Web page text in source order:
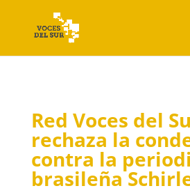
Red Voces del
rechaza la
contra la
brasileña